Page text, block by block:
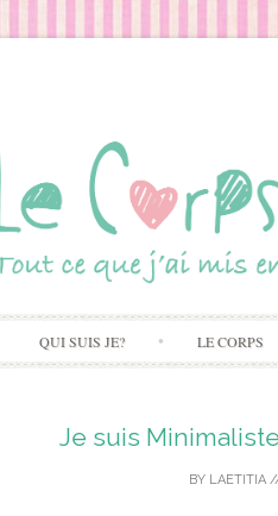
QUI SUIS JE? LE CORPS
Je suis
BY LAETITIA